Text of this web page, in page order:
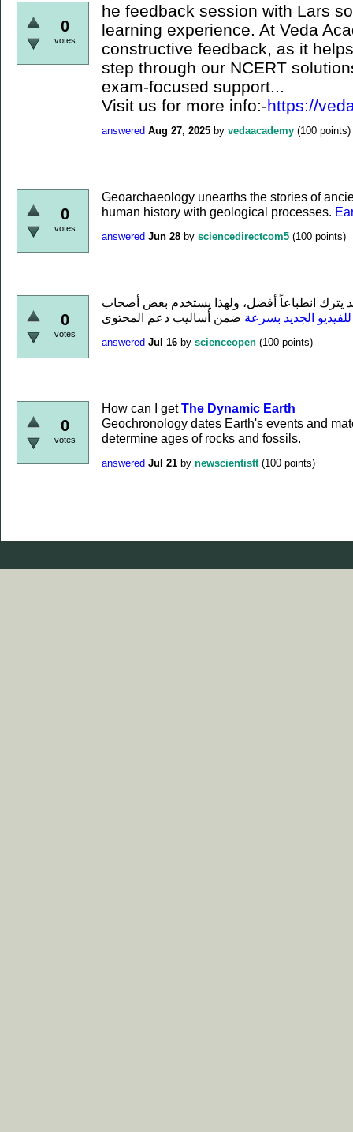
0
votes
he feedback session with Lars
learning experience. At Veda
constructive feedback, as it
step through our NCERT
exam-focused support...
Visit us for more info:-https://
answered Aug 27, 2025 by vedaacademy (100 points)
0
votes
Geoarchaeology unearths the stories of
human history with geological processes.
answered Jun 28 by sciencedirectcom5 (100 points)
0
votes
يترك انطباعاً أفضل، ولهذا يستخدم بعض أصحاب
الجديد بسرعة
answered Jul 16 by scienceopen (100 points)
0
votes
How can I getThe Dynamic Earth
Geochronology dates Earth's events and
determine ages of rocks and fossils.
answered Jul 21 by newscientistt (100 points)